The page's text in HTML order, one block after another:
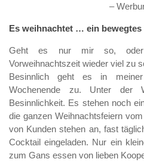
–
Es weihnachtet … ein bewegtes
Geht es nur mir so, oder
Vorweihnachtszeit wieder viel zu
Besinnlich geht es in
Wochenende zu. Unter
Besinnlichkeit. Es stehen noch
die ganzen Weihnachtsfeiern
von Kunden stehen an, fast
Cocktail eingeladen. Nur ein
zum Gans essen von lieben